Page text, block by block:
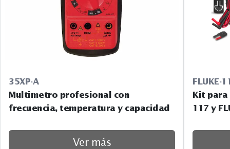
35XP-A
Multimetro profesional con
frecuencia, temperatura y capacidad
Ver más
FLUKE-
Kit para
117 y